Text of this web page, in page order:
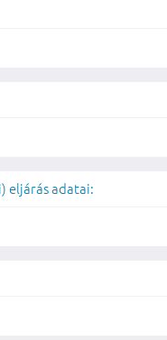
eljárás adatai: